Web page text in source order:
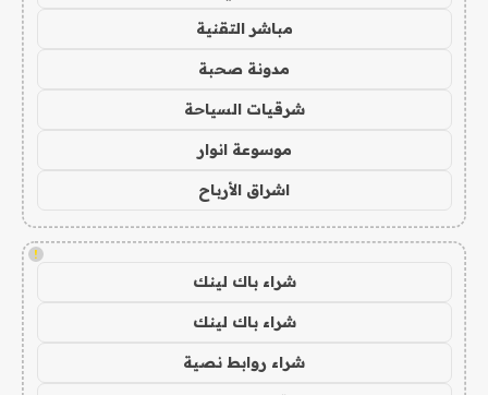
مباشر التقنية
مدونة صحبة
شرقيات السياحة
موسوعة انوار
اشراق الأرباح
!
شراء باك لينك
شراء باك لينك
شراء روابط نصية